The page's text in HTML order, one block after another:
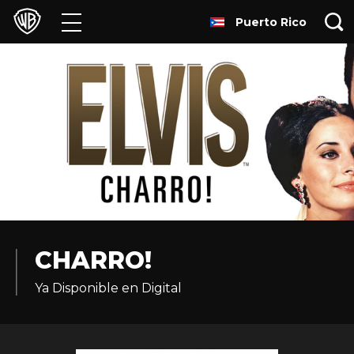
Películas
Series
Juegos y Aplicaciones
Franquicias
Colecciones
Experiencias
Puerto Rico
CHARRO!
Ya Disponible en Digital